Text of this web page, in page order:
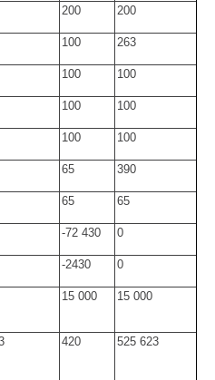
200 200
100 263
100 100
100 100
100 100
65 390
65 65
-72 430 0
-2430 0
15 000 15 000
420 525 623